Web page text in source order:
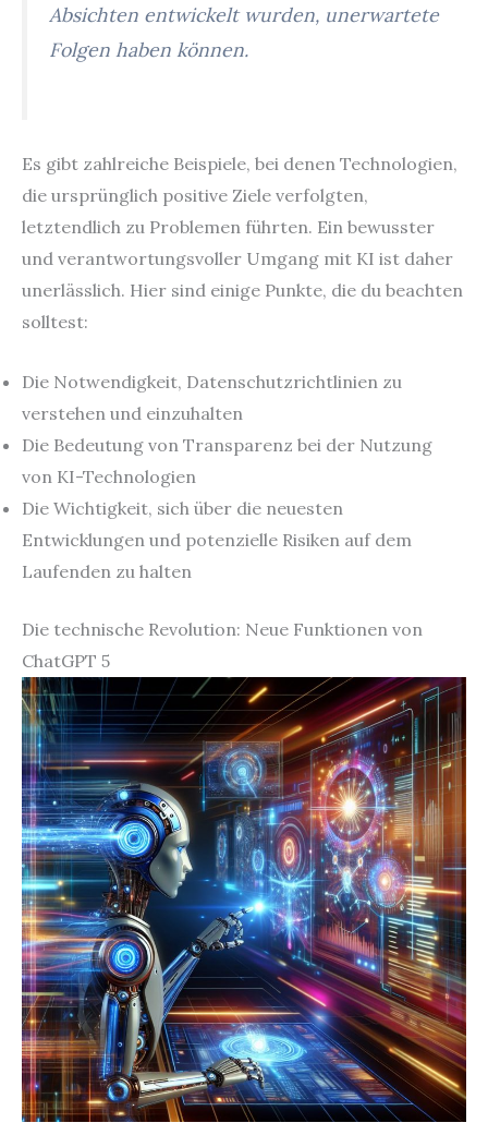
Absichten entwickelt wurden, unerwartete
Folgen haben können.
Es gibt zahlreiche Beispiele, bei denen Technologien,
die ursprünglich positive Ziele verfolgten,
letztendlich zu Problemen führten. Ein bewusster
und verantwortungsvoller Umgang mit KI ist daher
unerlässlich. Hier sind einige Punkte, die du beachten
solltest:
Die Notwendigkeit, Datenschutzrichtlinien zu
verstehen und einzuhalten
Die Bedeutung von Transparenz bei der Nutzung
von KI-Technologien
Die Wichtigkeit, sich über die neuesten
Entwicklungen und potenzielle Risiken auf dem
Laufenden zu halten
Die technische Revolution: Neue Funktionen von
ChatGPT 5